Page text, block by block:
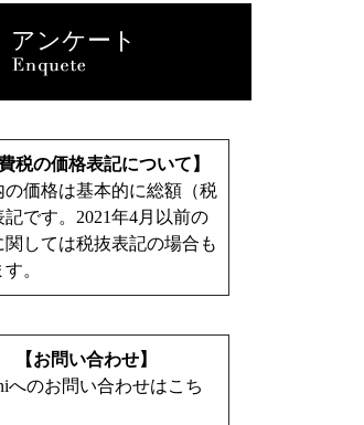
アンケート
費税の価格表記について】
の価格は基本的に総額（税
記です。2021年4月以前の
関しては税抜表記の場合も
。
【お問い合わせ】
へのお問い合わせはこち